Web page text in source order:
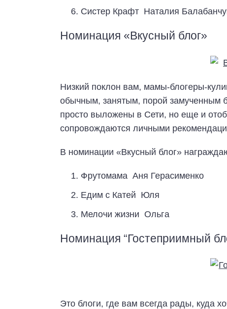
Систер Крафт Наталия
Номинация «Вкусный блог»
Низкий поклон вам, мамы-блогеры-
обычным, занятым, порой замученным
просто выложены в Сети, но еще и
сопровождаются личными
В номинации «Вкусный блог»
Фрутомама Аня Герасименко
Едим с Катей Юля
Мелочи жизни Ольга
Номинация “Гостеприимный
Это блоги, где вам всегда рады, куда